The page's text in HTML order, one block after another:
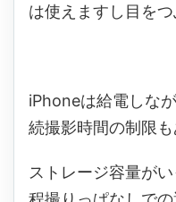
は使えますし目をつ
iPhoneは給電しな
続撮影時間の制限も
ストレージ容量が